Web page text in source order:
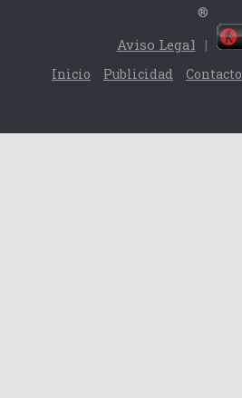
®
Aviso Legal |
Inicio Publicidad Contacto